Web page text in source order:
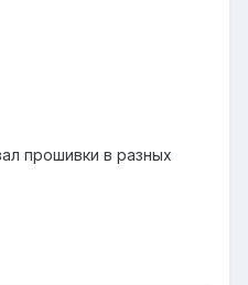
прошивки в разных